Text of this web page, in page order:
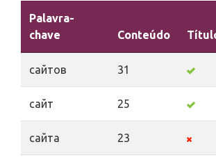
Palavra-
chave
Conteúdo
сайтов 31
сайт 25
сайта 23